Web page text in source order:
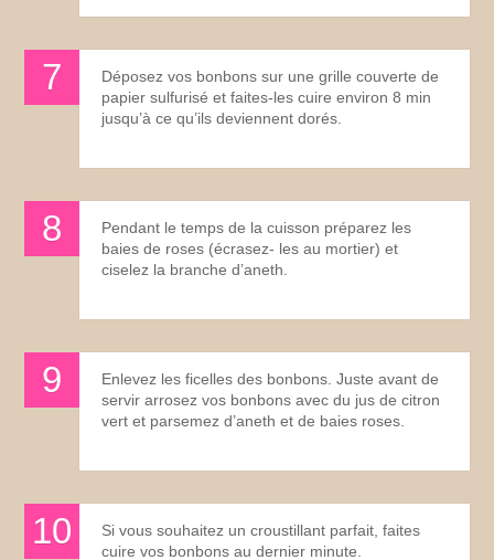
Déposez vos bonbons sur une grille couverte de
papier sulfurisé et faites-les cuire environ 8 min
jusqu’à ce qu’ils deviennent dorés.
Pendant le temps de la cuisson préparez les
baies de roses (écrasez- les au mortier) et
ciselez la branche d’aneth.
Enlevez les ficelles des bonbons. Juste avant de
servir arrosez vos bonbons avec du jus de citron
vert et parsemez d’aneth et de baies roses.
Si vous souhaitez un croustillant parfait, faites
cuire vos bonbons au dernier minute.